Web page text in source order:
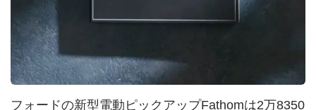
フォードの新型電動ピックアップFathomは2万8350